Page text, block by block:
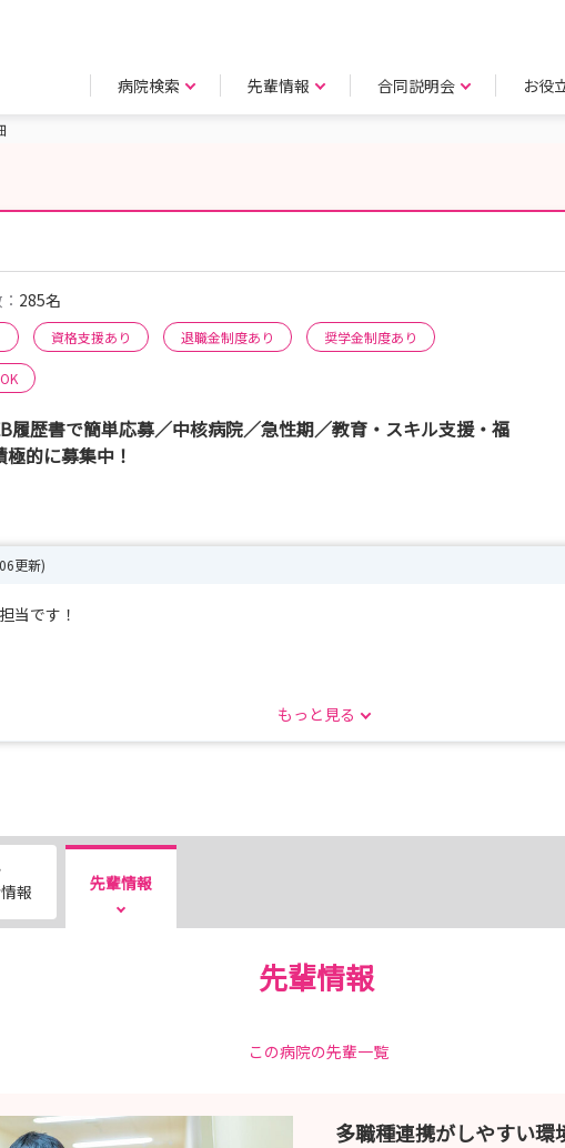
病院検索 先輩情報 合同説明会 お役
285名
資格支援あり 退職金制度あり 奨学金制度あり
履歴書で簡単応募／中核病院／急性期／教育・スキル支援・福
的に募集中！
更新)
当です！
場合はご連絡くださいませ。
もっと見る
報
先輩情報
先輩情報
この病院の先輩一覧
多職種連携がしやすい環